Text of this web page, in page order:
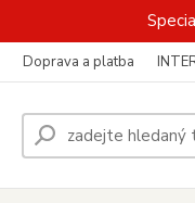
Doprava a platba